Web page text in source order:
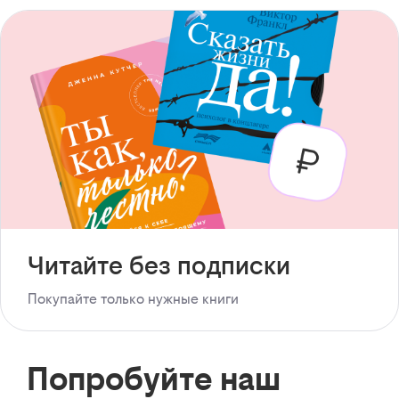
Читайте без подписки
Покупайте только нужные книги
Попробуйте наш